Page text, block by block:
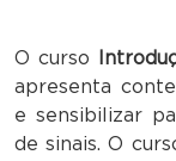
O curso
apresenta
e sensibilizar
de sinais. O